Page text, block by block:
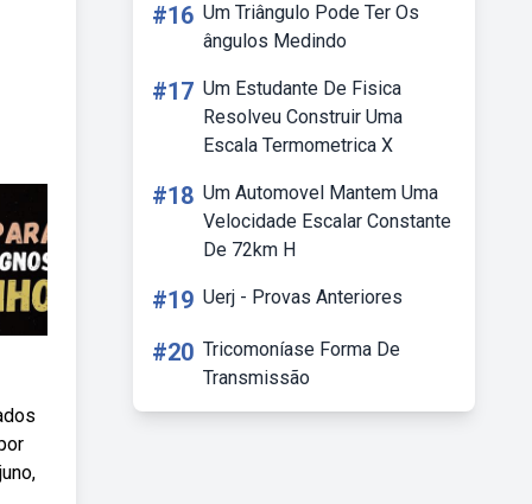
#16 Um Triângulo Pode Ter Os
ângulos Medindo
#17 Um Estudante De Fisica
Resolveu Construir Uma
Escala Termometrica X
#18 Um Automovel Mantem Uma
Velocidade Escalar Constante
De 72km H
#19 Uerj - Provas Anteriores
#20 Tricomoníase Forma De
Transmissão